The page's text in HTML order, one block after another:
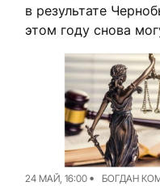
в результате
этом году снова
материальную
составляет 1,5
Рассказываем,
24 МАЙ, 16:00 БОГДАН